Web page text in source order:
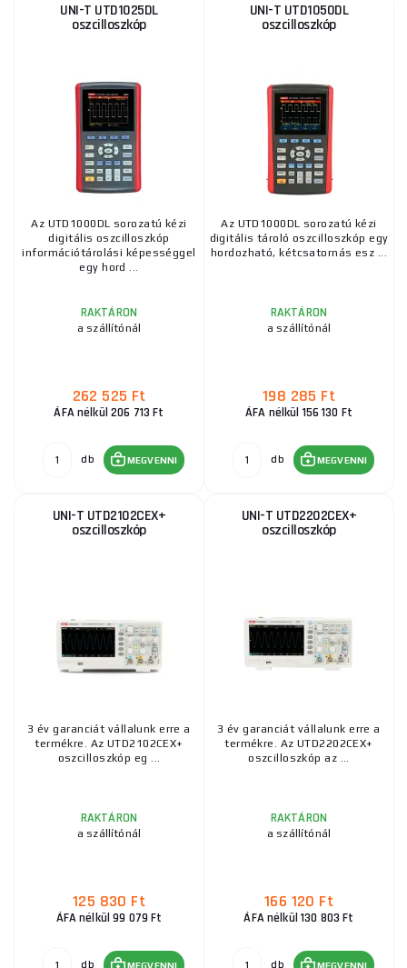
UNI-T UTD1025DL
oszcilloszkóp
Az UTD1000DL sorozatú kézi
digitális oszcilloszkóp
információtárolási képességgel
egy hord ...
RAKTÁRON
a szállítónál
262 525 Ft
ÁFA nélkül 206 713 Ft
db MEGVENNI
UNI-T UTD1050DL
oszcilloszkóp
Az UTD1000DL sorozatú kézi
digitális tároló oszcilloszkóp egy
hordozható, kétcsatornás esz ...
RAKTÁRON
a szállítónál
198 285 Ft
ÁFA nélkül 156 130 Ft
db MEGVENNI
UNI-T UTD2102CEX+
oszcilloszkóp
3 év garanciát vállalunk erre a
termékre. Az UTD2102CEX+
oszcilloszkóp eg ...
RAKTÁRON
a szállítónál
125 830 Ft
ÁFA nélkül 99 079 Ft
db MEGVENNI
UNI-T UTD2202CEX+
oszcilloszkóp
3 év garanciát vállalunk erre a
termékre. Az UTD2202CEX+
oszcilloszkóp az ...
RAKTÁRON
a szállítónál
166 120 Ft
ÁFA nélkül 130 803 Ft
db MEGVENNI